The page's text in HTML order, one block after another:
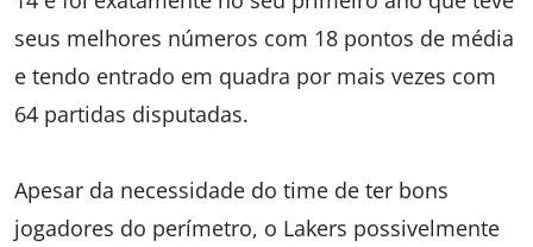
seus melhores números com 18 pontos de média
e tendo entrado em quadra por mais vezes com
64 partidas disputadas.
Apesar da necessidade do time de ter bons
jogadores do perímetro, o Lakers possivelmente